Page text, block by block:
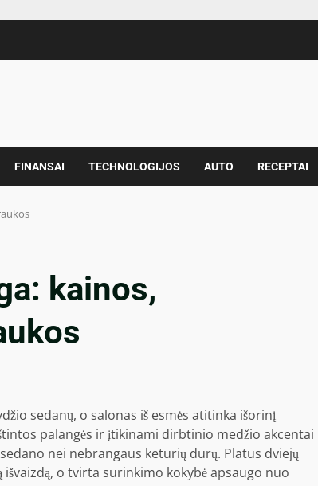
FINANSAI TECHNOLOGIJOS AUTO RECEPTAI
kainos,
sedanų, o salonas iš esmės atitinka išorinį
palangės ir įtikinami dirbtinio medžio akcentai
nei nebrangaus keturių durų. Platus dviejų
išvaizdą, o tvirta surinkimo kokybė apsaugo nuo